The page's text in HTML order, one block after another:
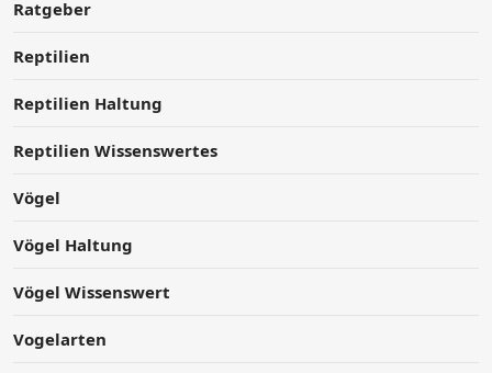
Ratgeber
Reptilien
Reptilien Haltung
Reptilien Wissenswertes
Vögel
Vögel Haltung
Vögel Wissenswert
Vogelarten